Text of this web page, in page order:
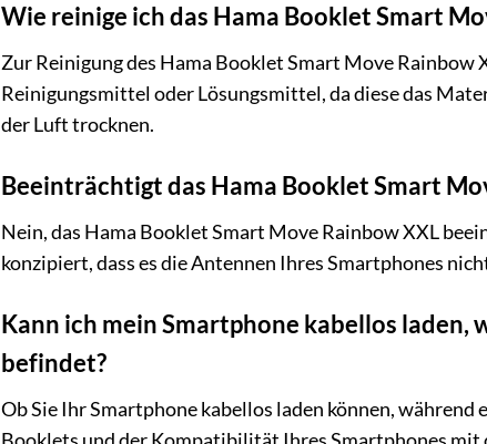
Wie reinige ich das Hama Booklet Smart
Zur Reinigung des Hama Booklet Smart Move Rainbow
Reinigungsmittel oder Lösungsmittel, da diese das
der Luft trocknen.
Beeinträchtigt das Hama Booklet Smart
Nein, das Hama Booklet Smart Move Rainbow XXL
konzipiert, dass es die Antennen Ihres Smartphones
Kann ich mein Smartphone kabellos laden,
befindet?
Ob Sie Ihr Smartphone kabellos laden können,